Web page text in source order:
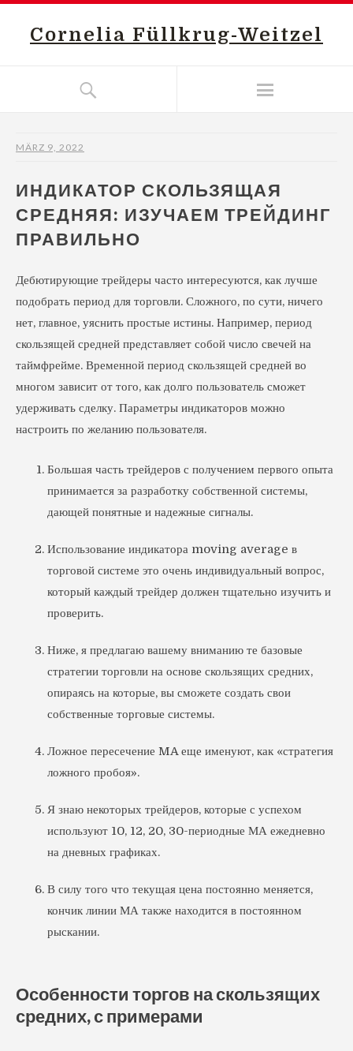
Cornelia Füllkrug-Weitzel
MÄRZ 9, 2022
ИНДИКАТОР СКОЛЬЗЯЩАЯ
СРЕДНЯЯ: ИЗУЧАЕМ ТРЕЙДИНГ
ПРАВИЛЬНО
Дебютирующие трейдеры часто интересуются, как лучше
подобрать период для торговли. Сложного, по сути, ничего
нет, главное, уяснить простые истины. Например, период
скользящей средней представляет собой число свечей на
таймфрейме. Временной период скользящей средней во
многом зависит от того, как долго пользователь сможет
удерживать сделку. Параметры индикаторов можно
настроить по желанию пользователя.
Большая часть трейдеров с получением первого опыта
принимается за разработку собственной системы,
дающей понятные и надежные сигналы.
Использование индикатора moving average в
торговой системе это очень индивидуальный вопрос,
который каждый трейдер должен тщательно изучить и
проверить.
Ниже, я предлагаю вашему вниманию те базовые
стратегии торговли на основе скользящих средних,
опираясь на которые, вы сможете создать свои
собственные торговые системы.
Ложное пересечение MA еще именуют, как «стратегия
ложного пробоя».
Я знаю некоторых трейдеров, которые с успехом
используют 10, 12, 20, 30-периодные МА ежедневно
на дневных графиках.
В силу того что текущая цена постоянно меняется,
кончик линии МА также находится в постоянном
рыскании.
Особенности торгов на скользящих
средних, с примерами